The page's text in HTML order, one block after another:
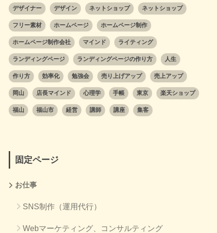
デザイナー デザイン ネットショップ ネットショップ
フリー素材 ホームページ ホームページ制作
ホームページ制作会社 マインド ライティング
ランディングページ ランディングページの作り方 人生
作り方 効率化 勉強会 売り上げアップ 売上アップ
岡山 店長マインド 心理学 手帳 東京 楽天ショップ
福山 福山市 経営 講師 講座 集客
固定ページ
お仕事
SNS制作（運用代行）
Webマーケティング、コンサルティング